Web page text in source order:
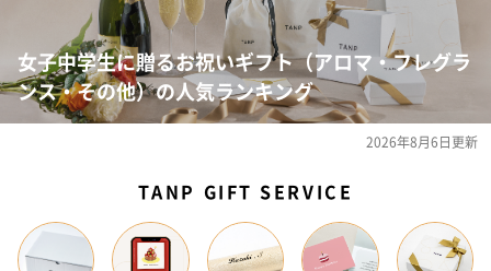
女子中学生に贈るお祝いギフト（アロマ・フレグラ
ンス・その他）の人気ランキング
2026年8月6日更新
TANP GIFT SERVICE